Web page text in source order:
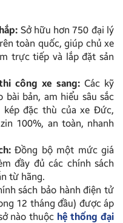
Sở hữu hơn 750 đại lý
toàn quốc, giúp chủ xe
trực tiếp và lắp đặt sản
công xe sang: Các kỹ
bản, am hiểu sâu sắc
đặc thù của xe Đức,
100%, an toàn, nhanh
Đồng bộ một mức giá
đầy đủ các chính sách
từ hãng.
sách bảo hành điện tử
12 tháng đầu) được áp
nào thuộc hệ thống đại